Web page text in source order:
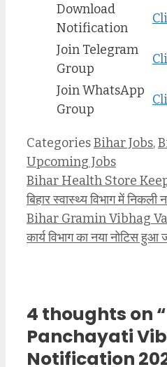
Download
Notification
Join Telegram
Group
Join WhatsApp
Group
CategoriesBihar Jobs,
Upcoming Jobs
Bihar Health Store
बिहार स्वास्थ्य विभाग में
Bihar Gramin Vibhag
कार्य विभाग का नया नोटिस हुआ
4 thoughts on
Panchayati
Notification